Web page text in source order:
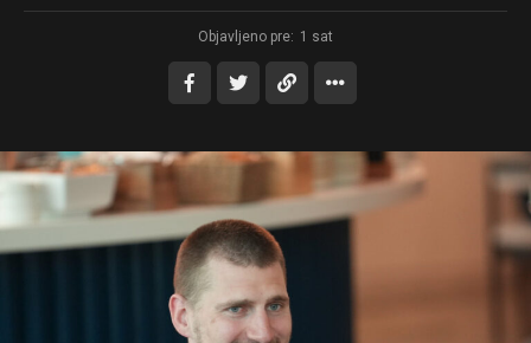
Objavljeno pre: 1 sat